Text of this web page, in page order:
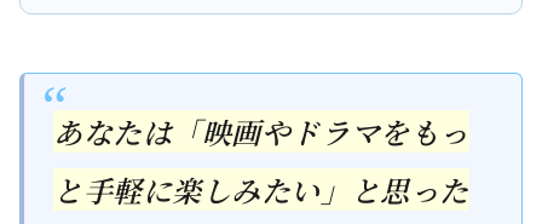
あなたは「映画やドラマをもっ
と手軽に楽しみたい」と思った